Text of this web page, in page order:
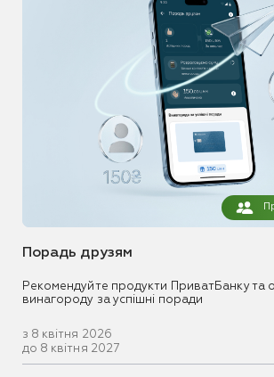
Порадь друзям
Рекомендуйте продукти ПриватБанку та
винагороду за успішні поради
з 8 квітня 2026
до 8 квітня 2027